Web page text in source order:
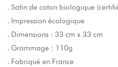
. Satin de coton biologique
. Impression écologique
. Dimensions : 33 cm x 33 cm
. Grammage : 110g
. Fabriqué en France